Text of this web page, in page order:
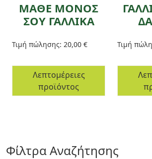
ΜΑΘΕ ΜΟΝΟΣ
ΣΟΥ ΓΑΛΛΙΚΑ
Τιμή πώλησης: 20,00 €
Λεπτομέρειες
προϊόντος
Τιμή
Φίλτρα Αναζήτησης